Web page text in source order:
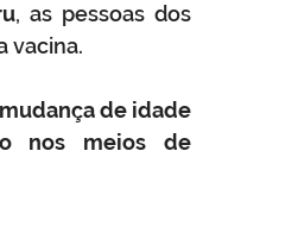
, as pessoas dos
vacina.
de idade
nos meios de